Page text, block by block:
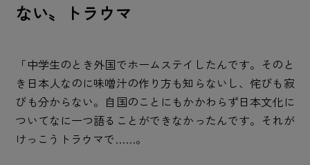
ない〟トラウマ
「中学生のとき外国でホームステイしたんです。そのと
き日本人なのに味噌汁の作り方も知らないし、侘びも寂
びも分からない。自国のことにもかかわらず日本文化に
ついてなに一つ語ることができなかったんです。それが
けっこうトラウマで……。